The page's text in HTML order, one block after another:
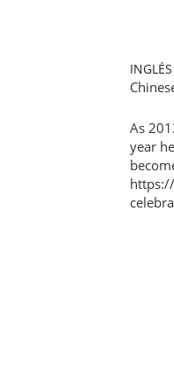
INGLÉS
As
year